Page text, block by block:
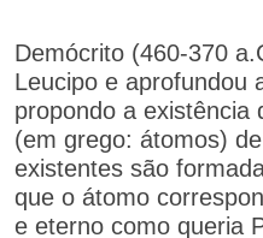
Demócrito (460-370
Leucipo e aprofundou
propondo a existência
(em grego: átomos)
existentes são
que o átomo
e eterno como queria